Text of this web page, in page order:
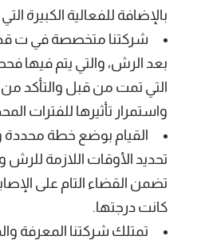
بالإضافة للفعالية الكبيرة
شركتنا متخصصة في ت
بعد الرش، والتي يتم فيها
التي تمت من قبل والتأكد
واستمرار تأثيرها للفترات
القيام بوضع خطة محددة
تحديد الأوقات اللازمة للرش
تضمن القضاء التام على
كانت درجتها.
تمتلك شركتنا المعرفة